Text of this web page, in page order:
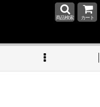
商品検索 カート